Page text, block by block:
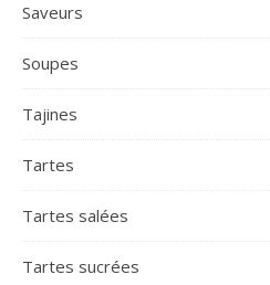
Saveurs
Soupes
Tajines
Tartes
Tartes salées
Tartes sucrées